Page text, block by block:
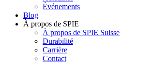
Événements
Blog
À propos de SPIE
À propos de SPIE Suisse
Durabilité
Carrière
Contact